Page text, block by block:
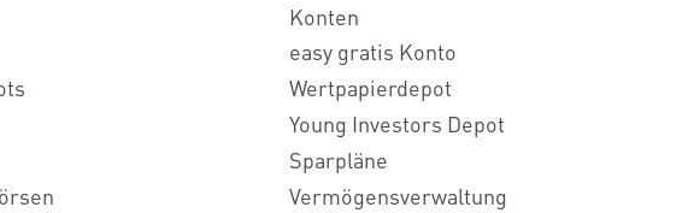
Konten
easy gratis Konto
Wertpapierdepot
Young Investors Depot
Sparpläne
Vermögensverwaltung